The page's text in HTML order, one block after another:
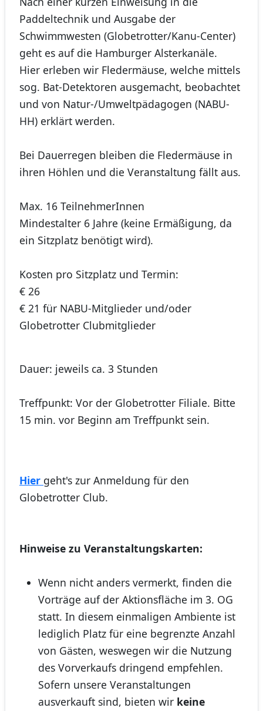
Paddeltechnik und Ausgabe der
Schwimmwesten (Globetrotter/Kanu-Center)
geht es auf die Hamburger Alsterkanäle.
Hier erleben wir Fledermäuse, welche mittels
sog. Bat-Detektoren ausgemacht, beobachtet
und von Natur-/Umweltpädagogen (NABU-
HH) erklärt werden.
Bei Dauerregen bleiben die Fledermäuse in
ihren Höhlen und die Veranstaltung fällt aus.
Max. 16 TeilnehmerInnen
Mindestalter 6 Jahre (keine Ermäßigung, da
ein Sitzplatz benötigt wird).
Kosten pro Sitzplatz und Termin:
€ 26
€ 21 für NABU-Mitglieder und/oder
Globetrotter Clubmitglieder
Dauer: jeweils ca. 3 Stunden
Treffpunkt: Vor der Globetrotter Filiale. Bitte
15 min. vor Beginn am Treffpunkt sein.
Hier geht's zur Anmeldung für den
Globetrotter Club.
Hinweise zu Veranstaltungskarten:
Wenn nicht anders vermerkt, finden die
Vorträge auf der Aktionsfläche im 3. OG
statt. In diesem einmaligen Ambiente ist
lediglich Platz für eine begrenzte Anzahl
von Gästen, weswegen wir die Nutzung
des Vorverkaufs dringend empfehlen.
Sofern unsere Veranstaltungen
ausverkauft sind, bieten wir keine